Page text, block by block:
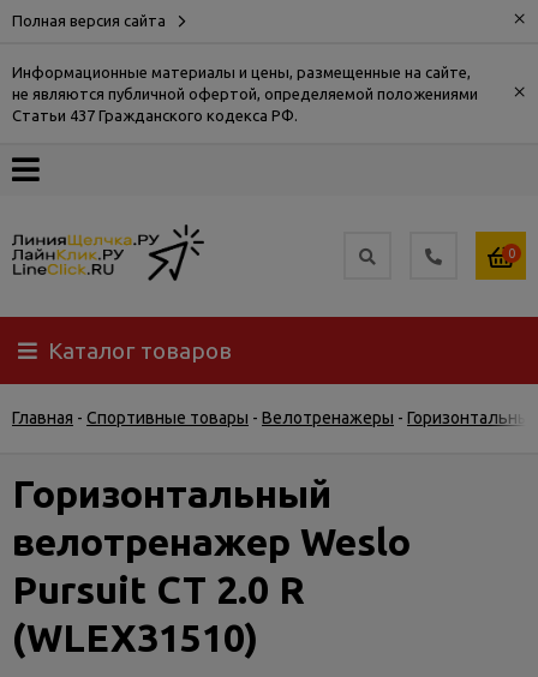
Полная версия сайта ×
Информационные материалы и цены, размещенные на сайте,
не являются публичной офертой, определяемой положениями
Статьи 437 Гражданского кодекса РФ.
×
О
Доставка
Самовывоз
Гарантия
Услуги
и
сервис
0
Каталог товаров
Главная - Спортивные товары - Велотренажеры -
Горизонтальный
велотренажер Weslo
Pursuit CT 2.0 R
(WLEX31510)